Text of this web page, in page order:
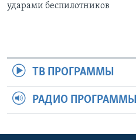
ударами беспилотников
ТВ ПРОГРАММЫ
РАДИО ПРОГРАММЫ